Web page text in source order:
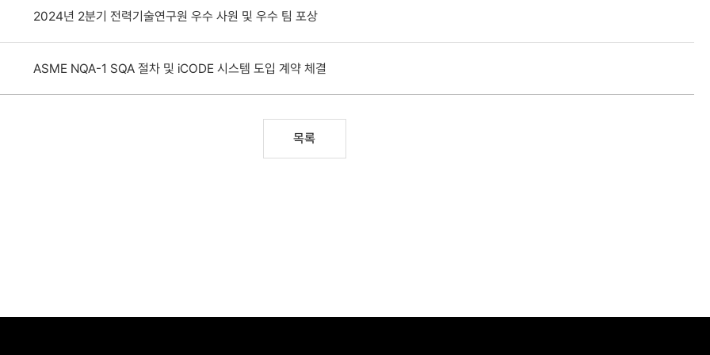
2024년 2분기 전력기술연구원 우수 사원 및 우수 팀 포상
ASME NQA-1 SQA 절차 및 iCODE 시스템 도입 계약 체결
목록